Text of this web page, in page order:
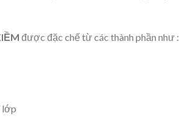
được đặc chế từ các thành phần như :
lớp